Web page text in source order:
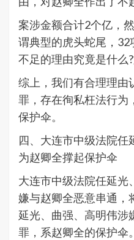
案涉金额合计2个亿，
谓典型的虎头蛇尾，
不足的理由究竟是什么
综上，我们有合理理由
罪，存在徇私枉法行为
保护伞。
四、大连市中级法院任
为赵卿全撑起保护伞
大连市中级法院任延光
嫌与赵卿全恶意串通，
延光、曲强、高明伟涉
罪，系赵卿全的保护伞。